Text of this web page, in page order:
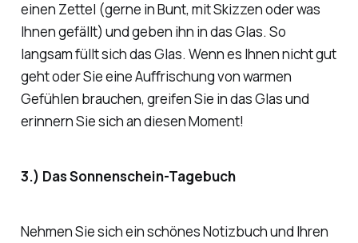
einen Zettel (gerne in Bunt, mit Skizzen oder was
Ihnen gefällt) und geben ihn in das Glas. So
langsam füllt sich das Glas. Wenn es Ihnen nicht gut
geht oder Sie eine Auffrischung von warmen
Gefühlen brauchen, greifen Sie in das Glas und
erinnern Sie sich an diesen Moment!
3.) Das Sonnenschein-Tagebuch
Nehmen Sie sich ein schönes Notizbuch und Ihren